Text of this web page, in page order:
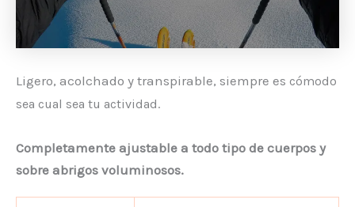
Ligero, acolchado y transpirable, siempre es cómodo
sea cual sea tu actividad.
Completamente ajustable a todo tipo de cuerpos y
sobre abrigos voluminosos.